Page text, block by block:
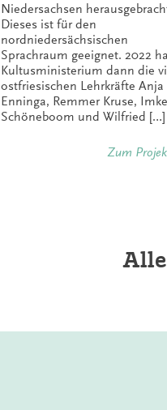
Niedersachsen
Dieses ist für den
nordniedersächsischen
Sprachraum geeignet. 2022
Kultusministerium dann die
ostfriesischen Lehrkräfte Anja
Enninga, Remmer Kruse, Imke
Schöneboom und Wilfried […]
Zum